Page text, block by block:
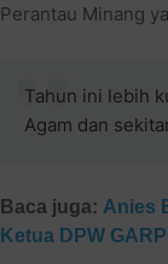
Perantau Minang
Tahun ini lebih
Agam dan
Baca juga: Anies
Ketua DPW